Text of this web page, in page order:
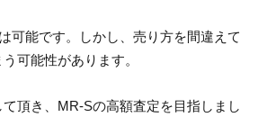
可能です。しかし、売り方を間違えて
可能性があります。
頂き、MR-Sの高額査定を目指しまし